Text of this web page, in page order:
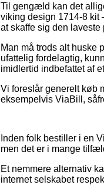
Til gengæld kan det
viking design 1714-8 kit
at skaffe sig den laveste
Man må trods alt huske
ufattelig fordelagtig,
imidlertid indbefattet af
Vi foreslår generelt køb
eksempelvis ViaBill,
Inden folk bestiller i en
men det er i mange
Et nemmere alternativ
internet selskabet